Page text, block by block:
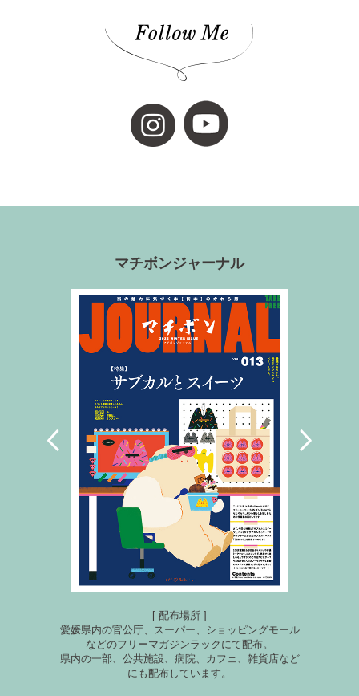
マチボンジャーナル
[ 配布場所 ]
愛媛県内の官公庁、スーパー、ショッピングモール
などのフリーマガジンラックにて配布。
県内の一部、公共施設、病院、カフェ、雑貨店など
にも配布しています。